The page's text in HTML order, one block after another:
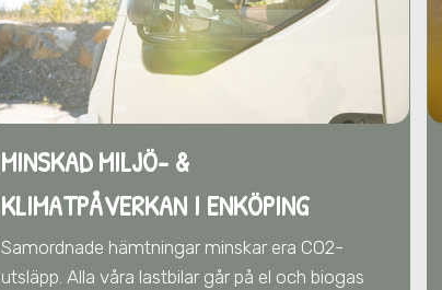
MINSKAD MILJÖ- &
KLIMATPÅVERKAN I ENKÖPING
Samordnade hämtningar minskar era CO2-
utsläpp. Alla våra lastbilar går på el och biogas